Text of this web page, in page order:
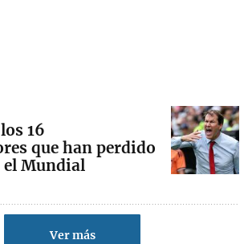
16
que han perdido
el Mundial
Ver más